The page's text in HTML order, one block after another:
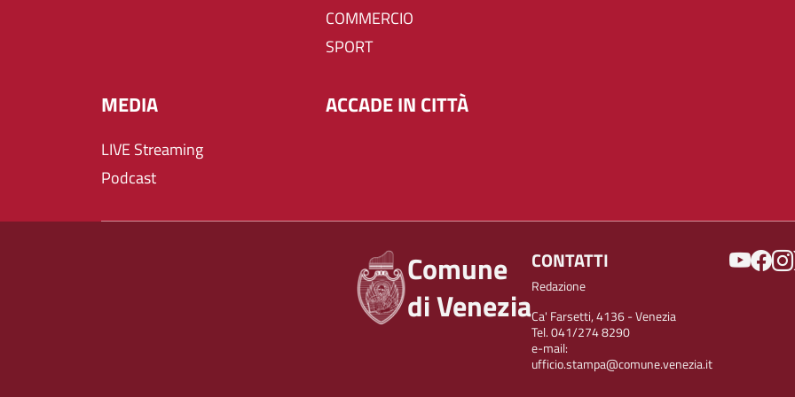
COMMERCIO
SPORT
MEDIA
LIVE Streaming
Podcast
ACCADE IN CITTÀ
Comune
di Venezia
CONTATTI
Redazione
Ca' Farsetti, 4136 - Venezia
Tel. 041/274 8290
e-mail:
ufficio.stampa@comune.venezia.it